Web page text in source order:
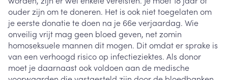
ouder zijn om te doneren. Het is ook niet toegelaten om
je eerste donatie te doen na je 66e verjaardag. Wie
onveilig vrijt mag geen bloed geven, net zomin
homoseksuele mannen dit mogen. Dit omdat er sprake is
van een verhoogd risico op infectieziektes. Als donor
moet je daarnaast ook voldoen aan de medische